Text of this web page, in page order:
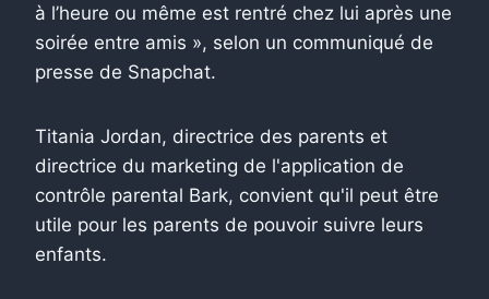
à l’heure ou même est rentré chez lui après une
soirée entre amis », selon un communiqué de
presse de Snapchat.
Titania Jordan, directrice des parents et
directrice du marketing de l'application de
contrôle parental Bark, convient qu'il peut être
utile pour les parents de pouvoir suivre leurs
enfants.